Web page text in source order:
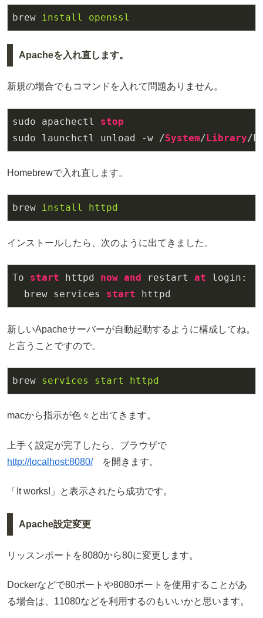
brew install openssl
Apacheを入れ直します。
新規の場合でもコマンドを入れて問題ありません。
sudo apachectl stop
sudo launchctl unload -w /System/Library/
Homebrewで入れ直します。
brew install httpd
インストールしたら、次のように出てきました。
To start httpd now and restart at login:
  brew services
start httpd
新しいApacheサーバーが自動起動するように構成してね。
と言うことですので。
brew services start httpd
macから指示が色々と出てきます。
上手く設定が完了したら、ブラウザで
http://localhost:8080/を開きます。
「It works!」と表示されたら成功です。
Apache設定変更
リッスンポートを8080から80に変更します。
Dockerなどで80ポートや8080ポートを使用することがあ
る場合は、11080などを利用するのもいいかと思います。